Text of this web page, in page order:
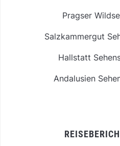
Pragser
Salzkammergut
Hallstatt
Andalusien